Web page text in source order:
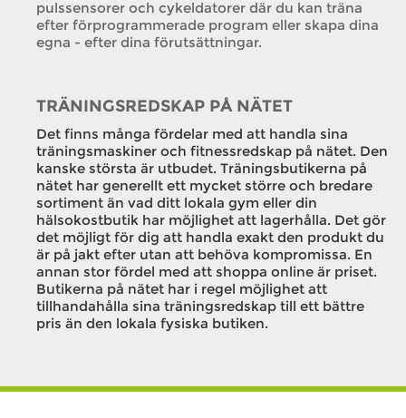
pulssensorer och cykeldatorer där du kan träna
efter förprogrammerade program eller skapa dina
egna - efter dina förutsättningar.
TRÄNINGSREDSKAP PÅ NÄTET
Det finns många fördelar med att handla sina
träningsmaskiner och fitnessredskap på nätet. Den
kanske största är utbudet. Träningsbutikerna på
nätet har generellt ett mycket större och bredare
sortiment än vad ditt lokala gym eller din
hälsokostbutik har möjlighet att lagerhålla. Det gör
det möjligt för dig att handla exakt den produkt du
är på jakt efter utan att behöva kompromissa. En
annan stor fördel med att shoppa online är priset.
Butikerna på nätet har i regel möjlighet att
tillhandahålla sina träningsredskap till ett bättre
pris än den lokala fysiska butiken.